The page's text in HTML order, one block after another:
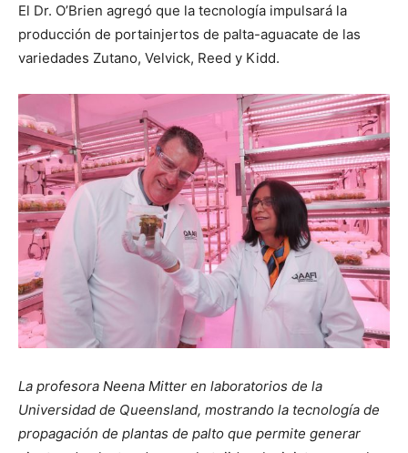
El Dr. O’Brien agregó que la tecnología impulsará la
producción de portainjertos de palta-aguacate de las
variedades Zutano, Velvick, Reed y Kidd.
La profesora Neena Mitter en laboratorios de la
Universidad de Queensland, mostrando la tecnología de
propagación de plantas de palto que permite generar